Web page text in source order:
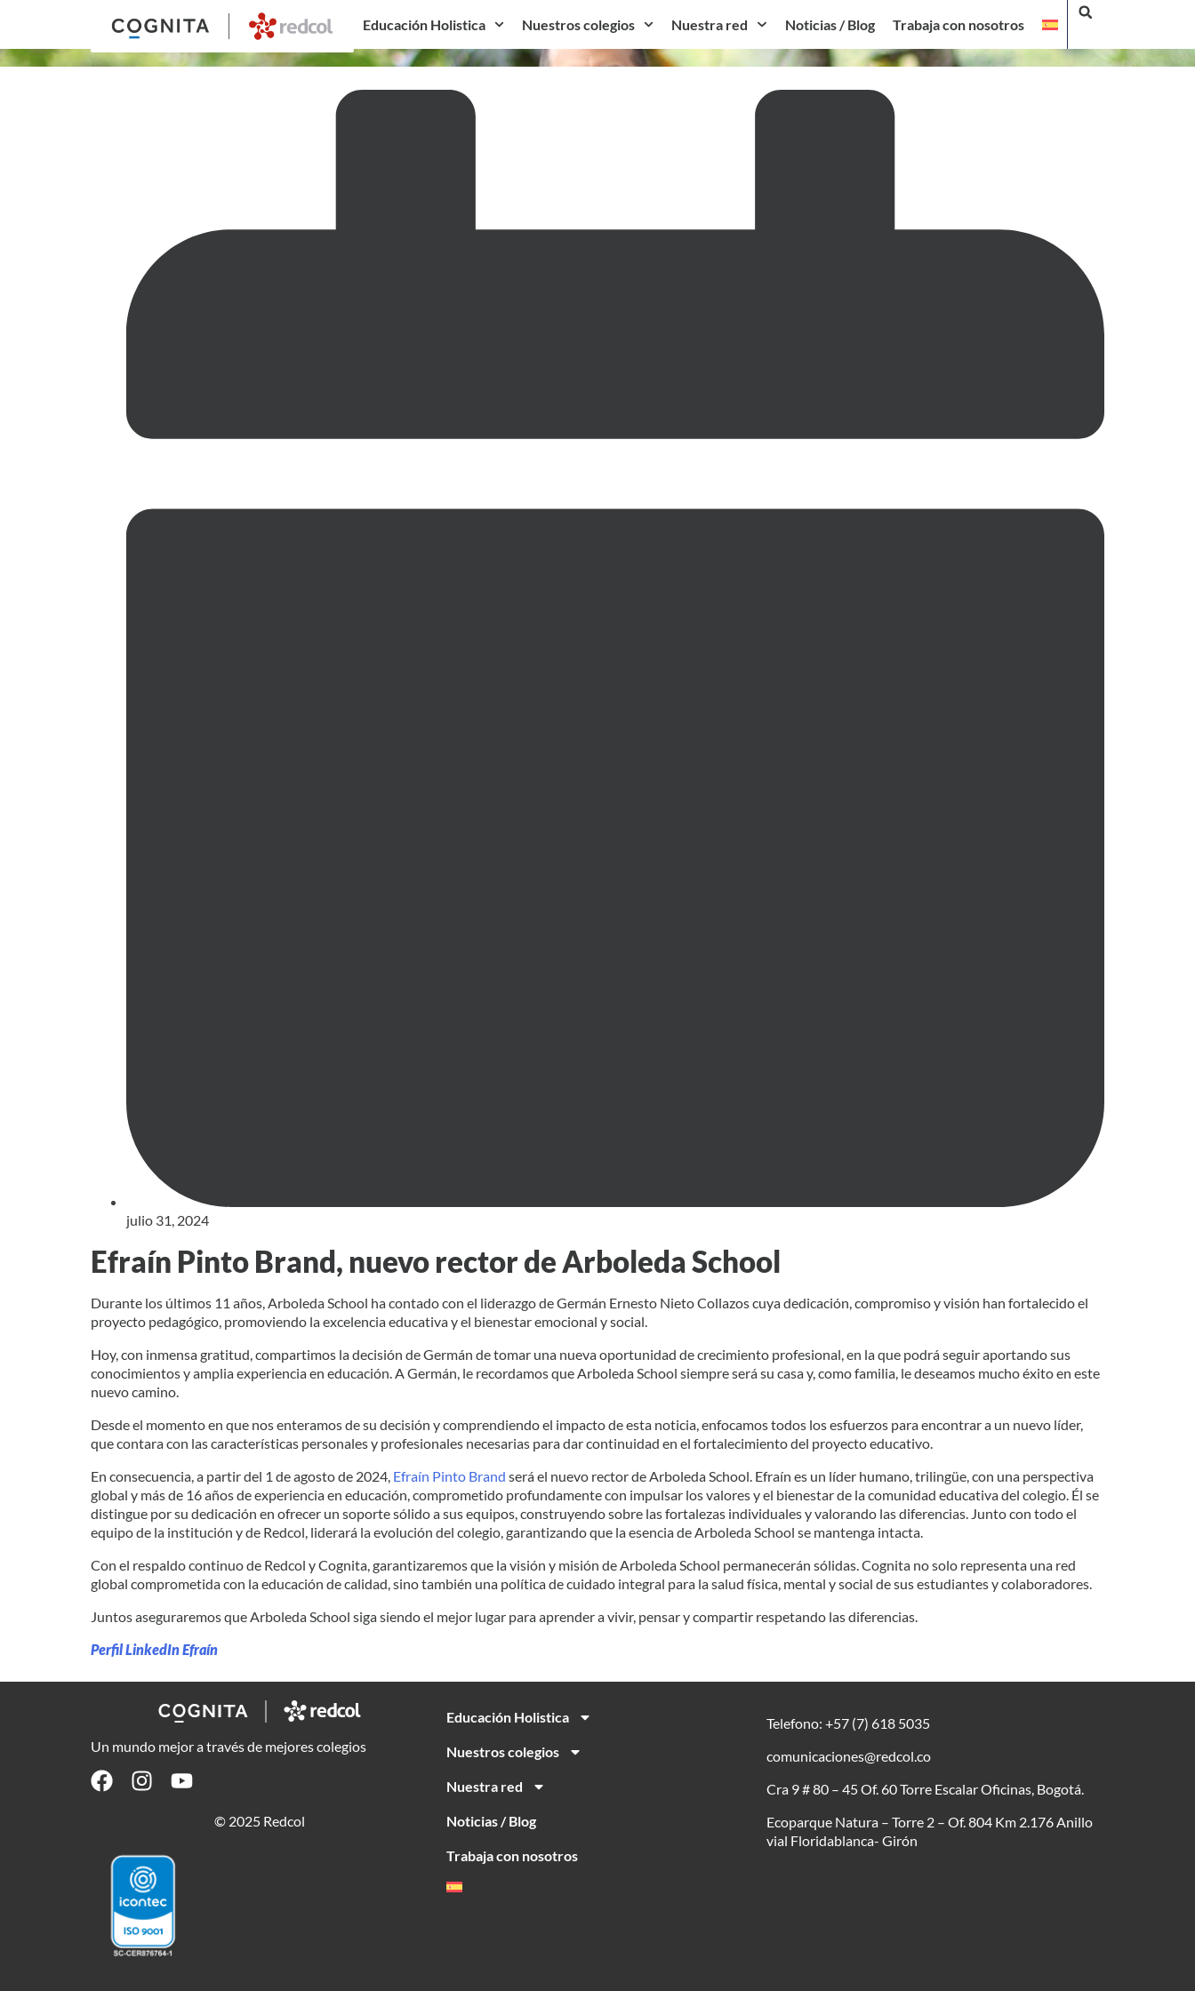
Educación Holistica Nuestros colegios Nuestra red Noticias / Blog Trabaja con nosotros
julio 31, 2024
Efraín Pinto Brand, nuevo rector de Arboleda School
Durante los últimos 11 años, Arboleda School ha contado con el liderazgo de Germán Ernesto Nieto Collazos cuya dedicación, compromiso y visión han fortalecido el
proyecto pedagógico, promoviendo la excelencia educativa y el bienestar emocional y social.
Hoy, con inmensa gratitud, compartimos la decisión de Germán de tomar una nueva oportunidad de crecimiento profesional, en la que podrá seguir aportando sus
conocimientos y amplia experiencia en educación. A Germán, le recordamos que Arboleda School siempre será su casa y, como familia, le deseamos mucho éxito en este
nuevo camino.
Desde el momento en que nos enteramos de su decisión y comprendiendo el impacto de esta noticia, enfocamos todos los esfuerzos para encontrar a un nuevo líder,
que contara con las características personales y profesionales necesarias para dar continuidad en el fortalecimiento del proyecto educativo.
En consecuencia, a partir del 1 de agosto de 2024, Efraín Pinto Brand será el nuevo rector de Arboleda School. Efraín es un líder humano, trilingüe, con una perspectiva
global y más de 16 años de experiencia en educación, comprometido profundamente con impulsar los valores y el bienestar de la comunidad educativa del colegio. Él se
distingue por su dedicación en ofrecer un soporte sólido a sus equipos, construyendo sobre las fortalezas individuales y valorando las diferencias. Junto con todo el
equipo de la institución y de Redcol, liderará la evolución del colegio, garantizando que la esencia de Arboleda School se mantenga intacta.
Con el respaldo continuo de Redcol y Cognita, garantizaremos que la visión y misión de Arboleda School permanecerán sólidas. Cognita no solo representa una red
global comprometida con la educación de calidad, sino también una política de cuidado integral para la salud física, mental y social de sus estudiantes y colaboradores.
Juntos aseguraremos que Arboleda School siga siendo el mejor lugar para aprender a vivir, pensar y compartir respetando las diferencias.
Perfil LinkedIn Efraín
Un mundo mejor a través de mejores colegios
© 2025 Redcol
Educación Holistica
Nuestros colegios
Nuestra red
Noticias / Blog
Trabaja con nosotros
Telefono: +57 (7) 618 5035
comunicaciones@redcol.co
Cra 9 # 80 – 45 Of. 60 Torre Escalar Oficinas, Bogotá.
Ecoparque Natura – Torre 2 – Of. 804 Km 2.176 Anillo
vial Floridablanca- Girón